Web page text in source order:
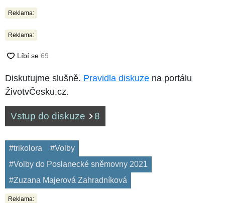
Reklama:
Reklama:
Diskutujme slušně. Pravidla diskuze na portálu
ŽivotvČesku.cz.
Vstup do diskuze 8
#trikolora
#Volby
#Volby do Poslanecké sněmovny 2021
#Zuzana Majerová Zahradníková
Reklama: